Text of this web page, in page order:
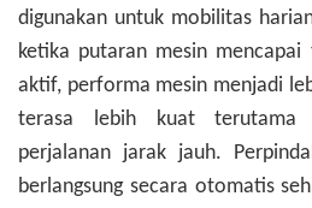
digunakan untuk mobilitas
ketika putaran mesin
aktif, performa mesin menjadi
terasa lebih kuat terutama
perjalanan jarak jauh.
berlangsung secara otomatis